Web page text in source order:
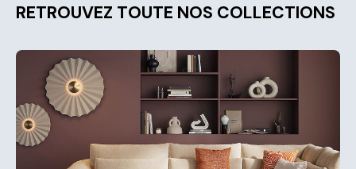
RETROUVEZ TOUTE NOS COLLECTIONS